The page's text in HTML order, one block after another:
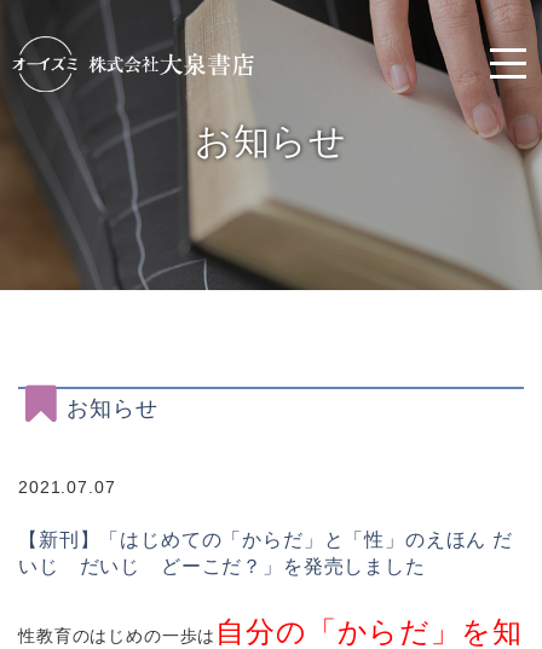
お知らせ
お知らせ
2021.07.07
【新刊】「はじめての「からだ」と「性」のえほん だ
いじ だいじ どーこだ？」を発売しました
性教育のはじめの一歩は 自分の「からだ」を知